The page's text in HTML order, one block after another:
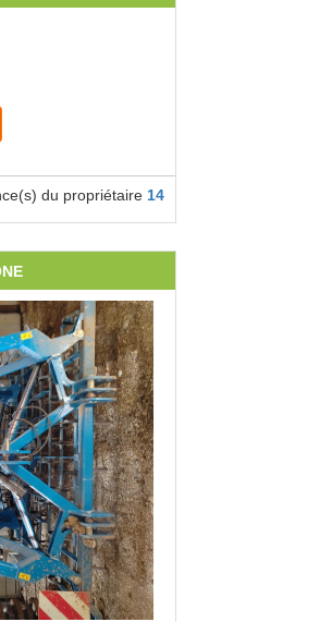
du propriétaire 14